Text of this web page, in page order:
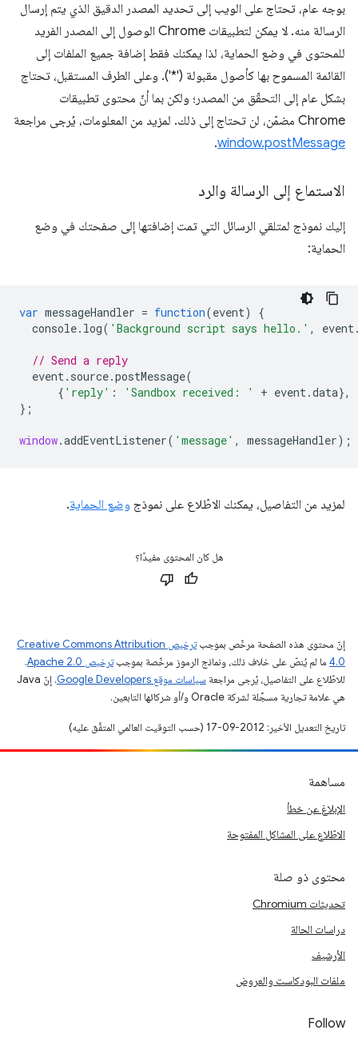
بوجه عام، تحتاج على الويب إلى تحديد المصدر الدقيق الذي يتم إرسال
الرسالة منه. لا يمكن لتطبيقات Chrome الوصول إلى المصدر الفريد
للمحتوى في وضع الحماية، لذا يمكنك فقط إضافة جميع الملفات إلى
القائمة المسموح بها كأصول مقبولة ('*'). وعلى الطرف المستقبل، تحتاج
بشكل عام إلى التحقّق من المصدر؛ ولكن بما أنّ محتوى تطبيقات
Chrome مضمّن، لن تحتاج إلى ذلك. لمزيد من المعلومات، يُرجى مراجعة
window.postMessage
.
الاستماع إلى الرسالة والرد
إليك نموذج لمتلقي الرسائل التي تمت إضافتها إلى صفحتك في وضع
الحماية:
var messageHandler = function(event)
{
console. log( 'Background script says hello.' , event
// Send a reply
event. source.postMessage(
{ 'reply' : 'Sandbox received: ' + event.data},
};
window.addEventListener( 'message' , messageHandler);
لمزيد من التفاصيل، يمكنك الاطّلاع على نموذج وضع الحماية.
هل كان المحتوى مفيدًا؟
إنّ محتوى هذه الصفحة مرخّص بموجب
ترخيص Creative Commons Attribution
4.0‏ ما لم يُنصّ على خلاف ذلك، ونماذج الرموز مرخّصة بموجبترخيص Apache 2.0‏
.
للاطّلاع على التفاصيل، يُرجى مراجعة سياسات موقع Google Developers‏
. إنّ Java
هي علامة تجارية مسجَّلة لشركة Oracle و/أو شركائها التابعين.
تاريخ التعديل الأخير: 2012-09-17 (حسب التوقيت العالمي المتفَّق عليه)
مساهمة
الإبلاغ عن خطأ
الاطّلاع على المشاكل المفتوحة
محتوى ذو صلة
تحديثات Chromium
دراسات الحالة
الأرشيف
ملفات البودكاست والعروض
Follow